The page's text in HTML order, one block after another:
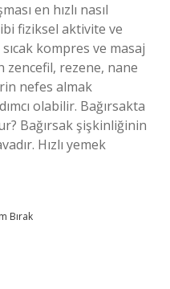
en hızlı nasıl
fiziksel aktivite ve
kompres ve masaj
zencefil, rezene, nane
nefes almak
olabilir. Bağırsakta
Bağırsak şişkinliğinin
Hızlı yemek
Bırak